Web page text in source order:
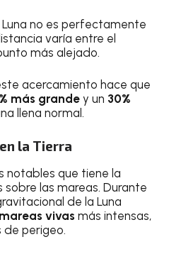
no es perfectamente
varía entre el
más alejado.
acercamiento hace que
más grande y un 30%
llena normal.
la Tierra
notables que tiene la
sobre las mareas. Durante
de la Luna
mareas vivas más intensas,
de perigeo.